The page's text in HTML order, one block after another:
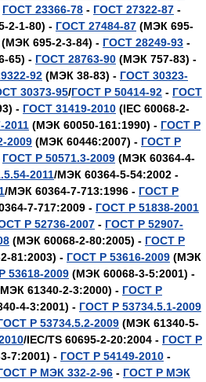
ГОСТ 23366-78 - ГОСТ 27322-87 -
2-1-80) - ГОСТ 27484-87 (МЭК 695-
(МЭК 695-2-3-84) - ГОСТ 28249-93 -
65) - ГОСТ 28763-90 (МЭК 757-83) -
92 (МЭК 38-83) - ГОСТ 30323-
30373-95/ГОСТ Р 50414-92 - ГОСТ
- ГОСТ 31419-2010 (IEC 60068-2-
2011 (МЭК 60050-161:1990) - ГОСТ Р
2009 (МЭК 60446:2007) - ГОСТ Р
ГОСТ Р 50571.3-2009 (МЭК 60364-4-
2011/МЭК 60364-5-54:2002 -
/МЭК 60364-7-713:1996 - ГОСТ Р
7-717:2009 - ГОСТ Р 51838-2001
Р 52736-2007 - ГОСТ Р 52907-
(МЭК 60068-2-80:2005) - ГОСТ Р
81:2003) - ГОСТ Р 53616-2009 (МЭК
53618-2009 (МЭК 60068-3-5:2001) -
61340-2-3:2000) - ГОСТ Р
4-3:2001) - ГОСТ Р 53734.5.1-2009
Р 53734.5.2-2009 (МЭК 61340-5-
/IEC/TS 60695-2-20:2004 - ГОСТ Р
7:2001) - ГОСТ Р 54149-2010 -
Р МЭК 332-2-96 - ГОСТ Р МЭК